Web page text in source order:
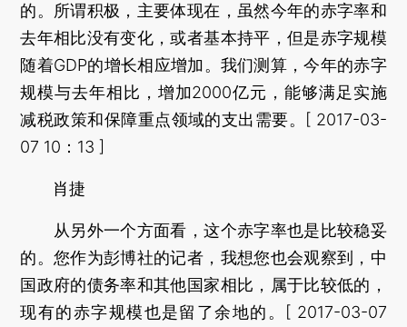
的。所谓积极，主要体现在，虽然今年的赤字率和
去年相比没有变化，或者基本持平，但是赤字规模
随着GDP的增长相应增加。我们测算，今年的赤字
规模与去年相比，增加2000亿元，能够满足实施
减税政策和保障重点领域的支出需要。[ 2017-03-
07 10：13 ]
肖捷
从另外一个方面看，这个赤字率也是比较稳妥
的。您作为彭博社的记者，我想您也会观察到，中
国政府的债务率和其他国家相比，属于比较低的，
现有的赤字规模也是留了余地的。[ 2017-03-07